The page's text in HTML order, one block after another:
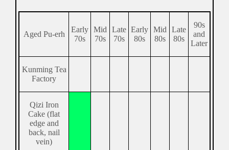
Aged Pu-erh
Early
70s
Mid
70s
Late
70s
Early
80s
Mid
80s
Late
80s
90s
and
Later
Kunming Tea
Factory
Qizi Iron
Cake (flat
edge and
back, nail
vein)